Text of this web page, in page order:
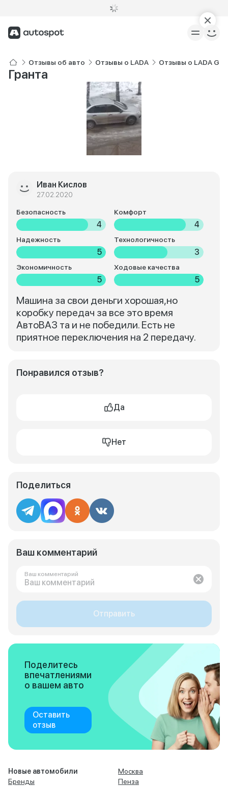
Отзывы об авто Отзывы о LADA Отзывы о LADA
Гранта
Иван Кислов
27.02.2020
Безопасность
4
Комфорт
4
Надежность
5
Технологичность
3
Экономичность
5
Ходовые качества
5
Машина за свои деньги хорошая,но
коробку передач за все это время
АвтоВАЗ та и не победили. Есть не
приятное переключения на 2 передачу.
Понравился отзыв?
Да
Нет
Поделиться
Ваш комментарий
Ваш комментарий
Отправить
Поделитесь
впечатлениями
о вашем авто
Оставить
отзыв
Новые автомобили
Бренды
Москва
Пенза